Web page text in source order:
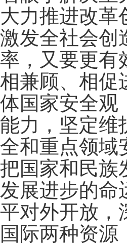
大力推进改革
激发全社会创
率，又要更有
相兼顾、相促
体国家安全观
能力，坚定维
全和重点领域
把国家和民族
发展进步的命
平对外开放，
国际两种资